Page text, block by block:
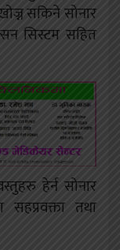
सकिने सोनार
सिस्टम सहित
हेर्न सोनार
तथा